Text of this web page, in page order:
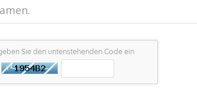
Sie den untenstehenden Code ein